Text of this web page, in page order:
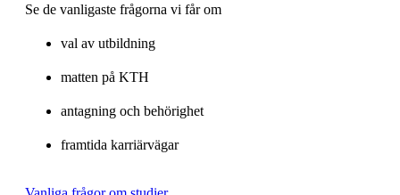
Se de vanligaste frågorna vi får om
val av utbildning
matten på KTH
antagning och behörighet
framtida karriärvägar